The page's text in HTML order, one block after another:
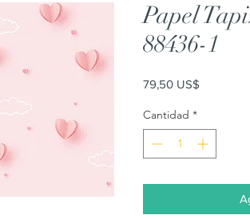
Papel
88436-1
79,50 US$
Cantidad *